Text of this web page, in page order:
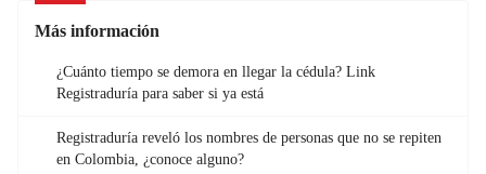
Más información
¿Cuánto tiempo se demora en llegar la cédula? Link
Registraduría para saber si ya está
Registraduría reveló los nombres de personas que no se repiten
en Colombia, ¿conoce alguno?